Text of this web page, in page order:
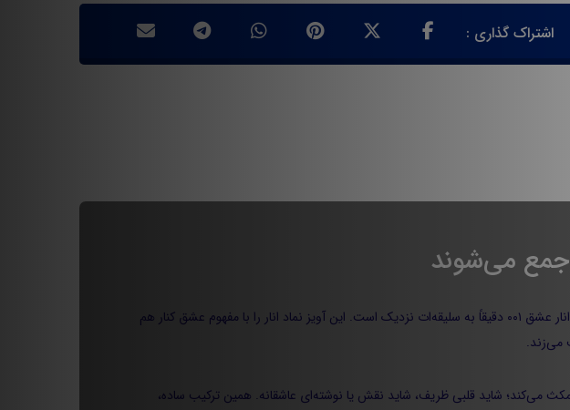
اگر انار برای تو فقط یک میوه نباشد و با دیدنش یاد جمع‌های صمیمی و لبخندهای از دل‌برآمده بیفتی، آویز انار عشق ۰۰۱ دقیقاً به سلیقه‌ات نزدیک است. این آویز نماد انار را با مفهوم عشق کنار هم
می‌زند.
می‌کند؛ شاید قلبی ظریف، شاید نقش یا نوشته‌ای عاشقانه. همین ترکیب ساده،